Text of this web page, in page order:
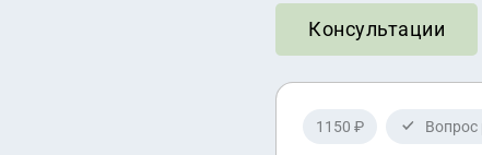
Консультации
1150 ₽ Вопрос